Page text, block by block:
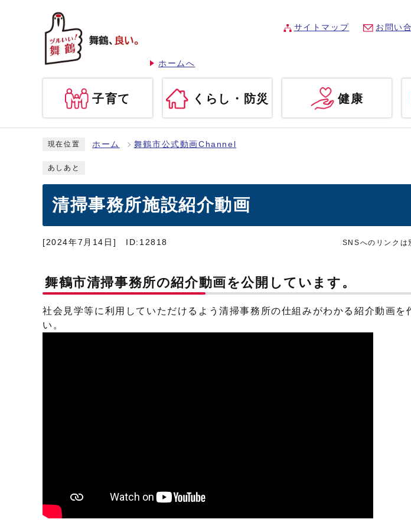
ホームへ
サイトマップ お問い
子育て くらし・防災 健康
現在位置 ホーム 舞鶴市公式動画Channel
あしあと
清掃事務所施設紹介動画
[2024年7月14日] ID:12818 SNSへのリンクは
舞鶴市清掃事務所の紹介動画を公開しています。
社会見学等に利用していただけるよう清掃事務所の仕組みがわかる紹介動画を
い。